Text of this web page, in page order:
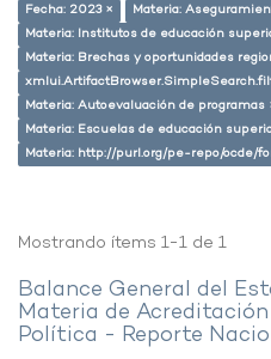
Fecha: 2023 ×
Materia:
Materia: Institutos de educación
Materia: Brechas y oportunidades
Materia: Autoevaluación de programas
Materia: Escuelas de educación
Materia: http://purl.org/pe-repo/ocde/
Mostrando ítems 1-1 de 1
Balance General del
Materia de
Política - Reporte